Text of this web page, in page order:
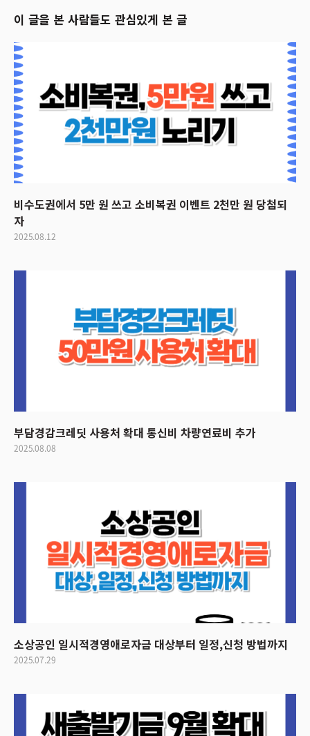
이 글을 본 사람들도 관심있게 본 글
비수도권에서 5만 원 쓰고 소비복권 이벤트 2천만 원 당첨되
자
2025.08.12
부담경감크레딧 사용처 확대 통신비 차량연료비 추가
2025.08.08
소상공인 일시적경영애로자금 대상부터 일정,신청 방법까지
2025.07.29